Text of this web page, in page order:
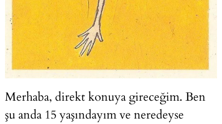
Merhaba, direkt konuya gireceğim. Ben
şu anda 15 yaşındayım ve neredeyse